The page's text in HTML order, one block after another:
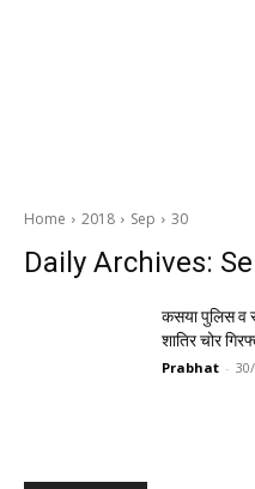
Home 2018 Sep 30
Daily Archives:
कसया पुलिस व
शातिर चोर
Prabhat -